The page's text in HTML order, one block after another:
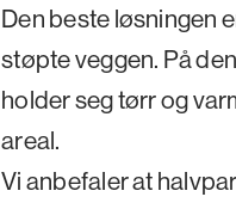
Den beste løsningen
støpte veggen. På
holder seg tørr og
areal.
Vi anbefaler at